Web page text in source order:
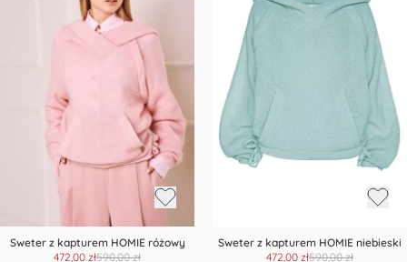
Sweter z kapturem HOMIE różowy
472,00 zł590,00 zł
Sweter z kapturem HOMIE niebieski
472,00 zł590,00 zł